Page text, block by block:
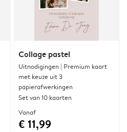
Collage pastel
Uitnodigingen | Premium kaart
met keuze uit 3
papierafwerkingen
Set van 10 kaarten
Vanaf
€ 11,99